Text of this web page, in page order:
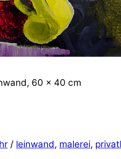
60 x 40 cm
/ leinwand, malerei,